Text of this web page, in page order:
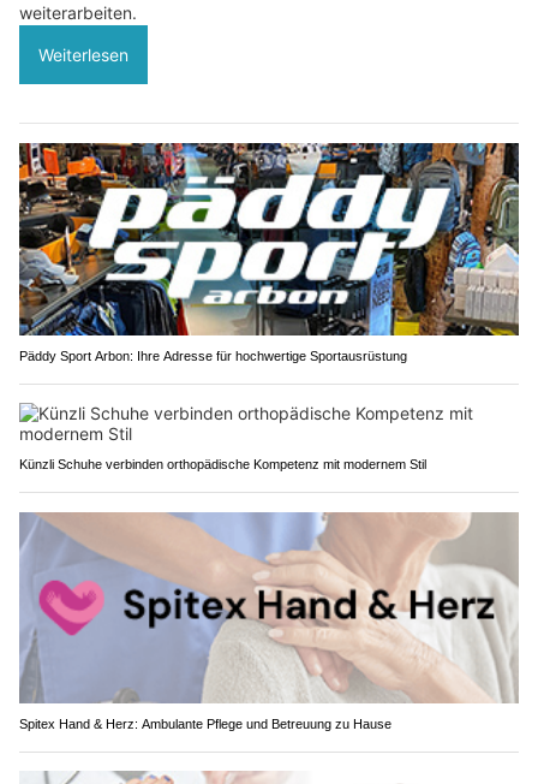
weiterarbeiten.
Weiterlesen
Päddy Sport Arbon: Ihre Adresse für hochwertige Sportausrüstung
Künzli Schuhe verbinden orthopädische Kompetenz mit modernem Stil
Spitex Hand & Herz: Ambulante Pflege und Betreuung zu Hause